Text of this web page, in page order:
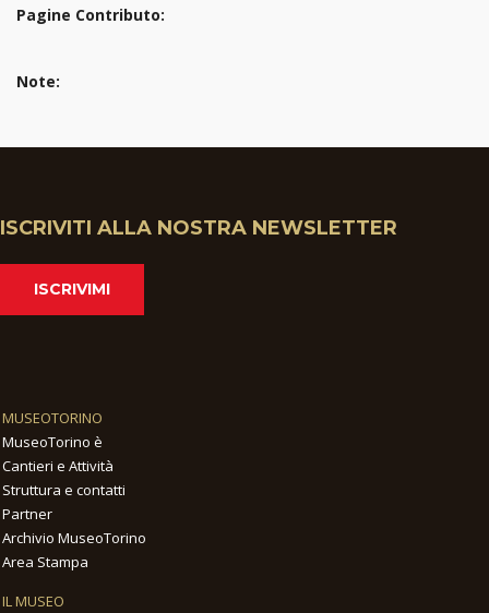
Pagine Contributo:
Note:
ISCRIVITI ALLA NOSTRA NEWSLETTER
ISCRIVIMI
MUSEOTORINO
MuseoTorino è
Cantieri e Attività
Struttura e contatti
Partner
Archivio MuseoTorino
Area Stampa
IL MUSEO